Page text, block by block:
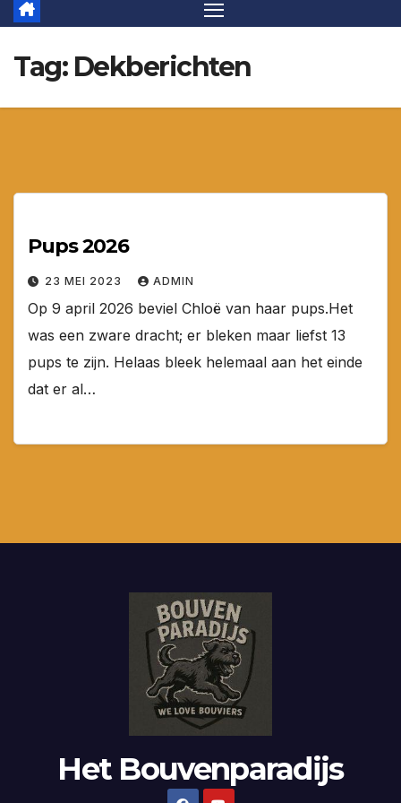
Tag: Dekberichten
Pups 2026
23 MEI 2023 ADMIN
Op 9 april 2026 beviel Chloë van haar pups.Het
was een zware dracht; er bleken maar liefst 13
pups te zijn. Helaas bleek helemaal aan het einde
dat er al…
Het Bouvenparadijs